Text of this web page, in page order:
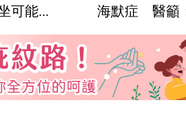
可能...
海默症 醫籲